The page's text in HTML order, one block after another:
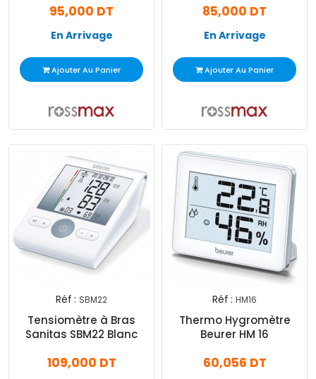
USB Type-C Blanc
95,000 DT
En Arrivage
Ajouter Au Panier
85,000 DT
En Arrivage
Ajouter Au Panier
Réf : SBM22
Tensiomètre à Bras
Sanitas SBM22 Blanc
109,000 DT
Réf : HM16
Thermo Hygromètre
Beurer HM 16
60,056 DT